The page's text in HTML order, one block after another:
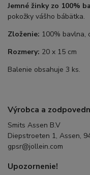
Jemné žinky zo 100%
pokožky vášho bábätka.
Zloženie: 100% bavlna,
Rozmery: 20 x 15 cm
Balenie obsahuje 3 ks.
Výrobca a
Smits Assen B.V
Diepstroeten 1, Assen,
gpsr@jollein.com
Upozornenie!